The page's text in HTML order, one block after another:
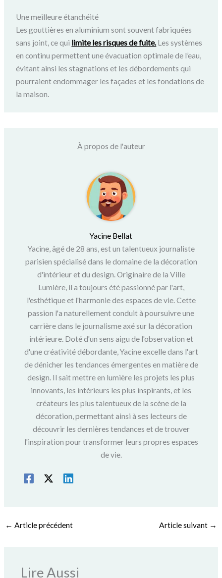
Une meilleure étanchéité
Les gouttières en aluminium sont souvent fabriquées
sans joint, ce qui limite les risques de fuite.Les systèmes
en continu permettent une évacuation optimale de l’eau,
évitant ainsi les stagnations et les débordements qui
pourraient endommager les façades et les fondations de
la maison.
À propos de l'auteur
Yacine Bellat
Yacine, âgé de 28 ans, est un talentueux journaliste
parisien spécialisé dans le domaine de la décoration
d'intérieur et du design. Originaire de la Ville
Lumière, il a toujours été passionné par l'art,
l'esthétique et l'harmonie des espaces de vie. Cette
passion l'a naturellement conduit à poursuivre une
carrière dans le journalisme axé sur la décoration
intérieure. Doté d'un sens aigu de l'observation et
d'une créativité débordante, Yacine excelle dans l'art
de dénicher les tendances émergentes en matière de
design. Il sait mettre en lumière les projets les plus
innovants, les intérieurs les plus inspirants, et les
créateurs les plus talentueux de la scène de la
décoration, permettant ainsi à ses lecteurs de
découvrir les dernières tendances et de trouver
l'inspiration pour transformer leurs propres espaces
de vie.
← Article précédent Article suivant →
Lire Aussi